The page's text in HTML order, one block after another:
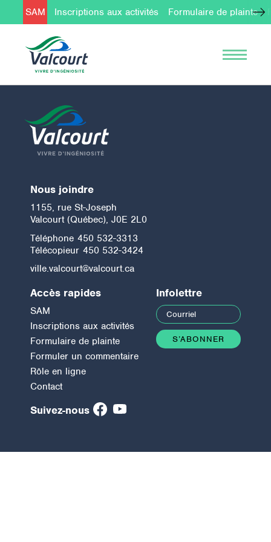
SAM Inscriptions aux activités Formulaire de plainte
Nous joindre
1155, rue St-Joseph
Valcourt (Québec), J0E 2L0
Téléphone 450 532-3313
Télécopieur 450 532-3424
ville.valcourt@valcourt.ca
Accès rapides
SAM
Inscriptions aux activités
Formulaire de plainte
Formuler un commentaire
Rôle en ligne
Contact
Suivez-nous
Infolettre